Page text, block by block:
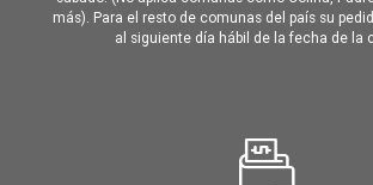
más). Para el resto de comunas del país su
al siguiente día hábil de la fecha de la